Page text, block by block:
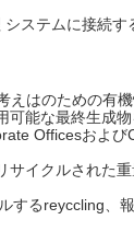
ステムに接続す
はのための有
能な最終生成物
Officesおよ
イクルされた
するreyccling